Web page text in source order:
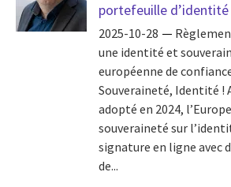
portefeuille d’identité
2025-10-28
une identité et
européenne de
Souveraineté, Identité !
adopté en 2024,
souveraineté sur
signature en ligne avec
de...